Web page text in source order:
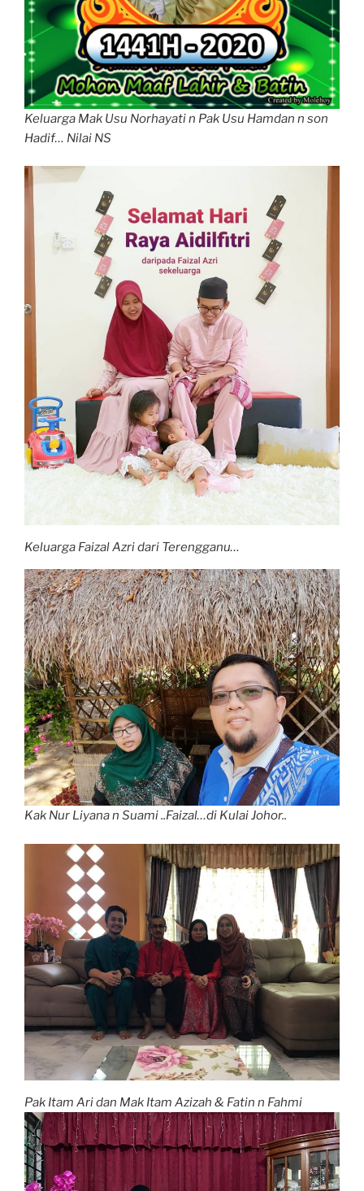
Keluarga Mak Usu Norhayati n Pak Usu Hamdan n son
Hadif… Nilai NS
Keluarga Faizal Azri dari Terengganu…
Kak Nur Liyana n Suami ..Faizal…di Kulai Johor..
Pak Itam Ari dan Mak Itam Azizah & Fatin n Fahmi